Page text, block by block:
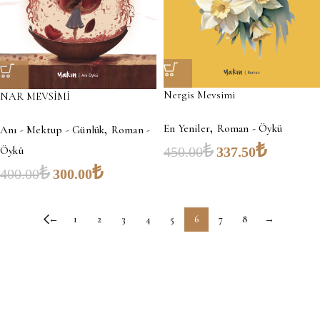
NAR MEVSİMİ
Anı - Mektup - Günlük, Roman -
Öykü
400.00₺300.00₺
Nergis Mevsimi
En Yeniler, Roman - Öykü
450.00₺337.50₺
← 1 2 3 4 5 6 7 8 →